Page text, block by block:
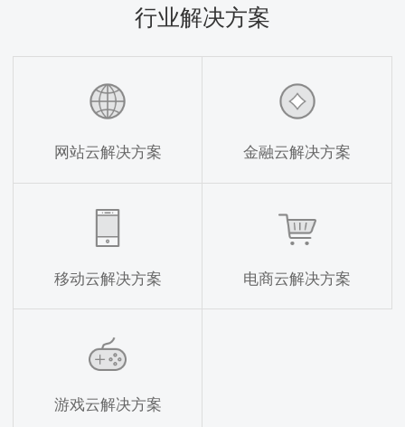
行业解决方案
网站云解决方案 金融云解决方案
移动云解决方案 电商云解决方案
游戏云解决方案